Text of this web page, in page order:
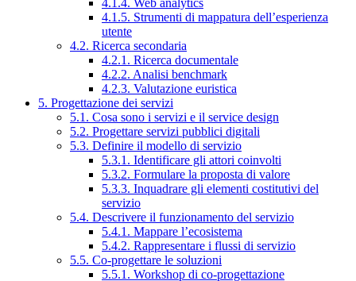
4.1.5. Strumenti di mappatura dell’esperienza
utente
4.2. Ricerca secondaria
4.2.1. Ricerca documentale
4.2.2. Analisi benchmark
4.2.3. Valutazione euristica
5. Progettazione dei servizi
5.1. Cosa sono i servizi e il service design
5.2. Progettare servizi pubblici digitali
5.3. Definire il modello di servizio
5.3.1. Identificare gli attori coinvolti
5.3.2. Formulare la proposta di valore
5.3.3. Inquadrare gli elementi costitutivi del
servizio
5.4. Descrivere il funzionamento del servizio
5.4.1. Mappare l’ecosistema
5.4.2. Rappresentare i flussi di servizio
5.5. Co-progettare le soluzioni
5.5.1. Workshop di co-progettazione